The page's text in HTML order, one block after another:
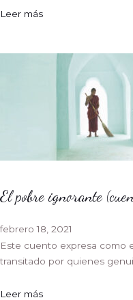
Leer más
El pobre ignorante
febrero 18, 2021
Este cuento expresa como
transitado por quienes
Leer más